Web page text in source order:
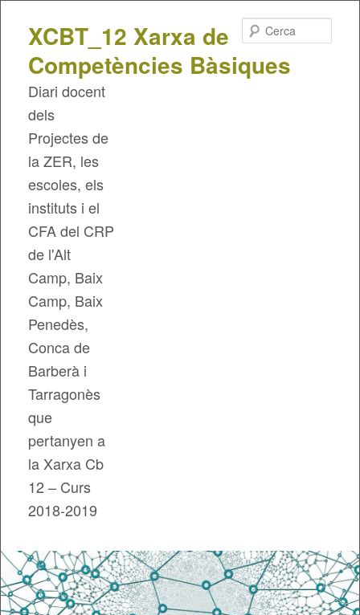
XCBT_12 Xarxa de
Competències Bàsiques
Diari docent
dels
Projectes de
la ZER, les
escoles, els
instituts i el
CFA del CRP
de l'Alt
Camp, Baix
Camp, Baix
Penedès,
Conca de
Barberà i
Tarragonès
que
pertanyen a
la Xarxa Cb
12 – Curs
2018-2019